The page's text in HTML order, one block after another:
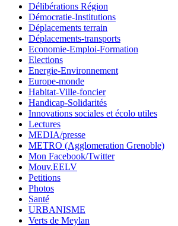
Délibérations Région
Démocratie-Institutions
Déplacements terrain
Déplacements-transports
Economie-Emploi-Formation
Elections
Energie-Environnement
Europe-monde
Habitat-Ville-foncier
Handicap-Solidarités
Innovations sociales et écolo utiles
Lectures
MEDIA/presse
METRO (Agglomeration Grenoble)
Mon Facebook/Twitter
Mouv.EELV
Petitions
Photos
Santé
URBANISME
Verts de Meylan